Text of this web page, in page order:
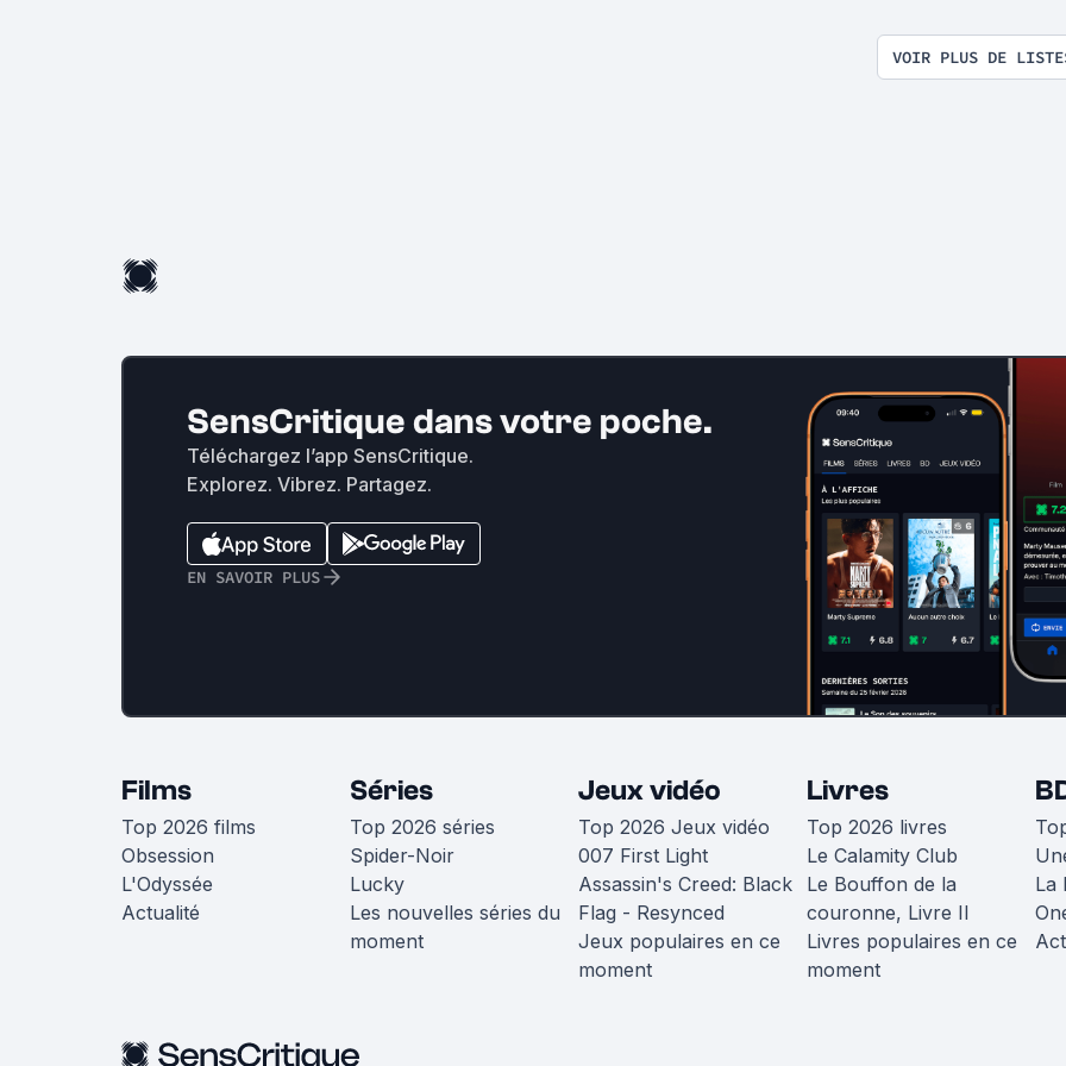
VOIR PLUS DE
SensCritique dans votre poche.
Téléchargez l’app SensCritique.
Explorez. Vibrez. Partagez.
EN SAVOIR PLUS
Films
Top 2026 films
Obsession
L'Odyssée
Actualité
Séries
Top 2026 séries
Spider-Noir
Lucky
Les nouvelles séries du
moment
Jeux vidéo
Top 2026 Jeux vidéo
007 First Light
Assassin's Creed: Black
Flag - Resynced
Jeux populaires en ce
moment
Livres
Top 2026 livres
Le Calamity Club
Le Bouffon de la
couronne, Livre II
Livres populaires en ce
moment
La